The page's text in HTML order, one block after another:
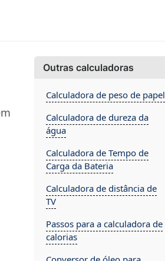
Outras calculadoras
Calculadora de peso de papel
Calculadora de dureza da
água
Calculadora de Tempo de
Carga da Bateria
Calculadora de distância de
TV
Passos para a calculadora de
calorias